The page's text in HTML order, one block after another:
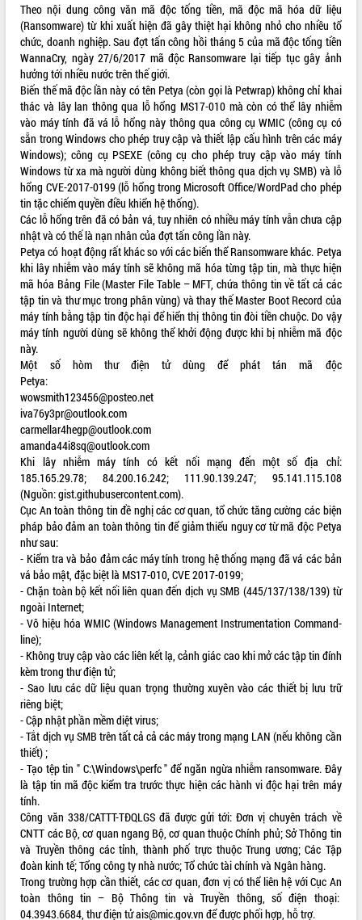
VIDEO
Không có file video nào để phát.
ALBUM ẢNH
LIÊN KẾT WEB
THỐNG KÊ TRUY CẬP
Hôm nay:
21200
Tất cả: 66066523
Theo nội dung công văn mã độc tống tiền, mã độc mã hóa dữ liệu
(Ransomware) từ khi xuất hiện đã gây thiệt hại không nhỏ cho nhiều tổ
chức, doanh nghiệp. Sau đợt tấn công hồi tháng 5 của mã độc tống tiền
WannaCry, ngày 27/6/2017 mã độc Ransomware lại tiếp tục gây ảnh
hưởng tới nhiều nước trên thế giới.
Biến thế mã độc lần này có tên Petya (còn gọi là Petwrap) không chỉ khai
thác và lây lan thông qua lỗ hổng MS17-010 mà còn có thể lây nhiễm
vào máy tính đã vá lỗ hổng này thông qua công cụ WMIC (công cụ có
sẵn trong Windows cho phép truy cập và thiết lập cấu hình trên các máy
Windows); công cụ PSEXE (công cụ cho phép truy cập vào máy tính
Windows từ xa mà người dùng không biết thông qua dịch vụ SMB) và lỗ
hổng CVE-2017-0199 (lỗ hổng trong Microsoft Office/WordPad cho phép
tin tặc chiếm quyền điều khiển hệ thống).
Các lỗ hổng trên đã có bản vá, tuy nhiên có nhiều máy tính vẫn chưa cập
nhật và có thế là nạn nhân của đợt tấn công lần này.
Petya có hoạt động rất khác so với các biến thể Ransomware khác. Petya
khi lây nhiễm vào máy tính sẽ không mã hóa từng tập tin, mà thực hiện
mã hóa Bảng File (Master File Table – MFT, chứa thông tin về tất cả các
tập tin và thư mục trong phân vùng) và thay thế Master Boot Record của
máy tính bằng tập tin độc hại để hiển thị thông tin đòi tiền chuộc. Do vậy
máy tính người dùng sẽ không thể khởi động được khi bị nhiễm mã độc
này.
Một số hòm thư điện tử dùng để phát tán mã độc
Petya:
wowsmith123456@posteo.net
iva76y3pr@outlook.com
carmellar4hegp@outlook.com
amanda44i8sq@outlook.com
Khi lây nhiễm máy tính có kết nối mạng đến một số địa chỉ:
185.165.29.78; 84.200.16.242; 111.90.139.247; 95.141.115.108
(Nguồn:gist.githubusercontent.com).
Cục An toàn thông tin đề nghị các cơ quan, tổ chức tăng cường các biện
pháp bảo đảm an toàn thông tin để giảm thiểu nguy cơ từ mã độc Petya
như sau:
- Kiểm tra và bảo đảm các máy tính trong hệ thống mạng đã vá các bản
vá bảo mật, đặc biệt là MS17-010, CVE 2017-0199;
- Chặn toàn bộ kết nối liên quan đến dịch vụ SMB (445/137/138/139) từ
ngoài Internet;
- Vô hiệu hóa WMIC (Windows Management Instrumentation Command-
line);
- Không truy cập vào các liên kết lạ, cảnh giác cao khi mở các tập tin đính
kèm trong thư điện tử;
- Sao lưu các dữ liệu quan trọng thường xuyên vào các thiết bị lưu trữ
riêng biệt;
- Cập nhật phần mềm diệt virus;
- Tắt dịch vụ SMB trên tất cả cả các máy trong mạng LAN (nếu không cần
thiết) ;
- Tạo tệp tin " C:\Windows\perfc " để ngăn ngừa nhiễm ransomware. Đây
là tập tin mã độc kiểm tra trước thực hiện các hành vi độc hại trên máy
tính.
Công văn 338/CATTT-TĐQLGSđã được gửi tới: Đơn vị chuyên trách về
CNTT các Bộ, cơ quan ngang Bộ, cơ quan thuộc Chính phủ; Sở Thông tin
và Truyền thông các tỉnh, thành phố trực thuộc Trung ương; Các Tập
đoàn kinh tế; Tổng công ty nhà nước; Tổ chức tài chính và Ngân hàng.
Trong trường hợp cần thiết, các cơ quan, đơn vị có thể liên hệ với Cục An
toàn thông tin – Bộ Thông tin và Truyền thông, số điện thoại:
04.3943.6684, thư điện tử ais@mic.gov.vn để được phối hợp, hỗ trợ.